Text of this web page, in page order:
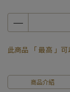
此商品 「 最高 」
商品介紹